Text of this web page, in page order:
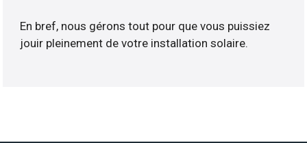
En bref, nous gérons tout pour que vous puissiez
jouir pleinement de votre installation solaire.